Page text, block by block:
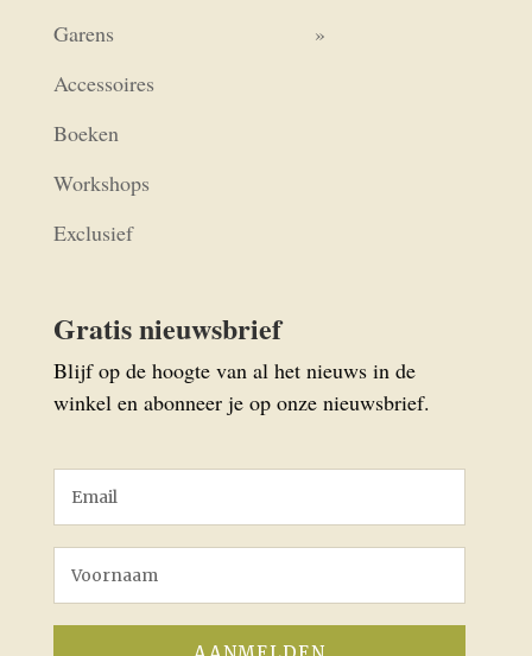
Garens
Accessoires
Boeken
Workshops
Exclusief
Gratis nieuwsbrief
Blijf op de hoogte van al het nieuws in de
winkel en abonneer je op onze nieuwsbrief.